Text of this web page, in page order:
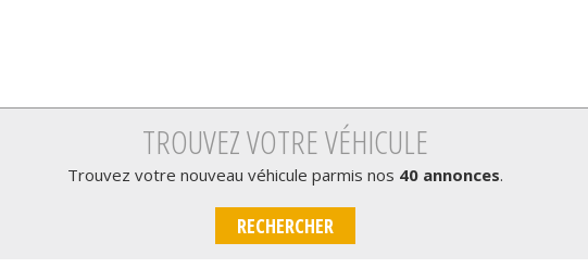
TROUVEZ VOTRE VÉHICULE
Trouvez votre nouveau véhicule parmis nos 40 annonces.
RECHERCHER